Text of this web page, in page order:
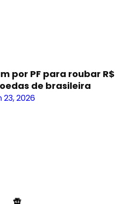
por PF para roubar R$
de brasileira
23, 2026